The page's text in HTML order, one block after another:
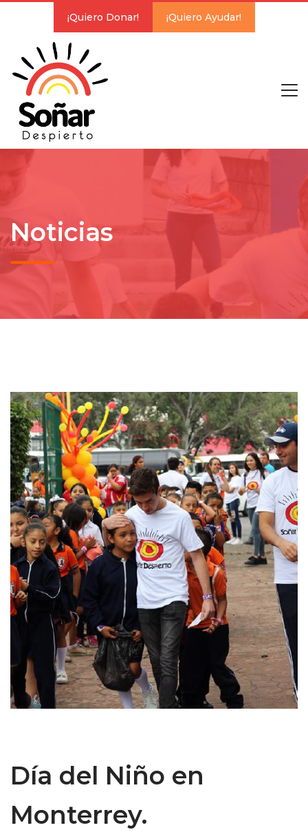
¡Quiero Donar! ¡Quiero Ayudar!
Noticias
Día del Niño en
Monterrey.